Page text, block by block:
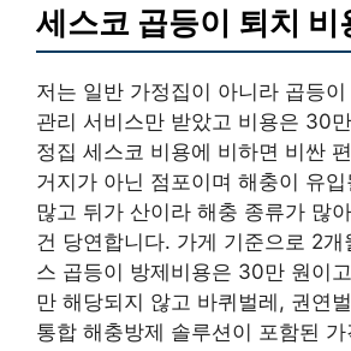
세스코 곱등이 퇴치 비
저는 일반 가정집이 아니라 곱등
관리 서비스만 받았고 비용은 30
정집 세스코 비용에 비하면 비싼
거지가 아닌 점포이며 해충이 유
많고 뒤가 산이라 해충 종류가 많
건 당연합니다. 가게 기준으로 2개
스 곱등이 방제비용은 30만 원이
만 해당되지 않고 바퀴벌레, 권연
통합 해충방제 솔루션이 포함된